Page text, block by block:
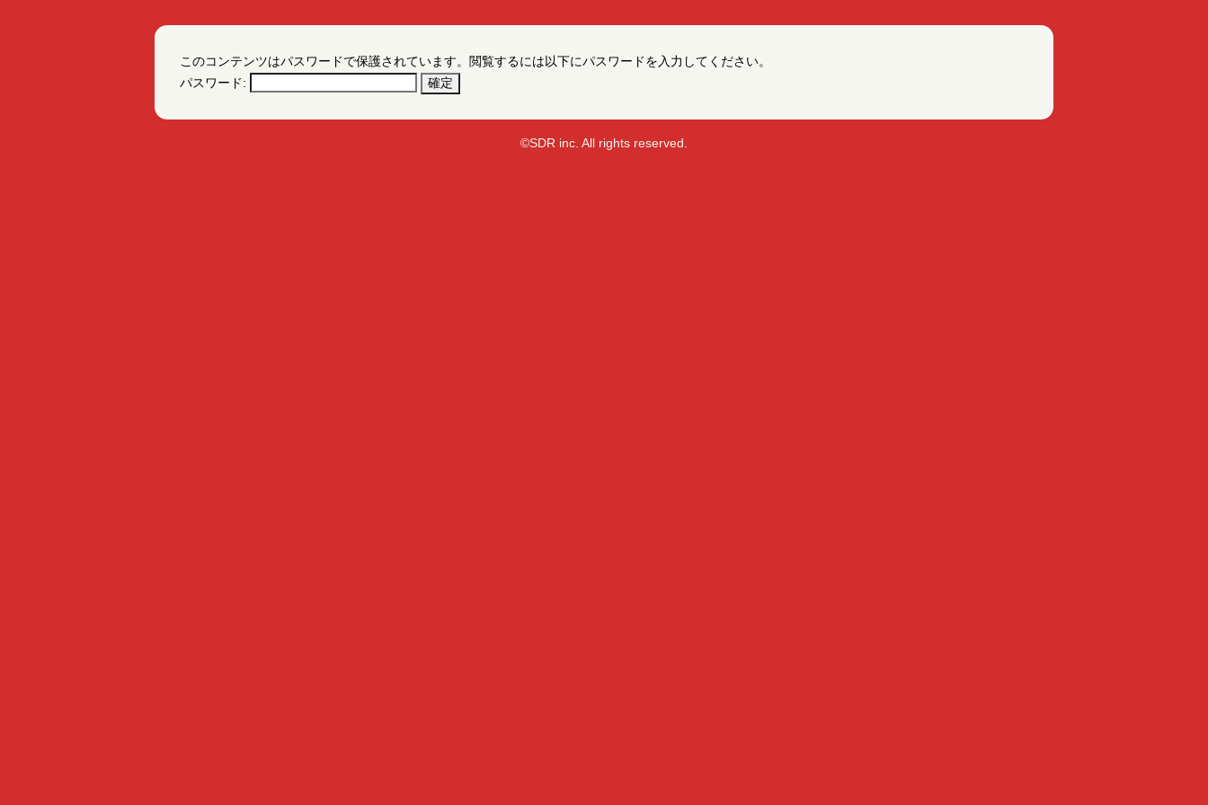
このコンテンツはパスワードで保護されています。閲覧するには以下にパスワードを入力してください。
パスワード:
©SDR inc. All rights reserved.